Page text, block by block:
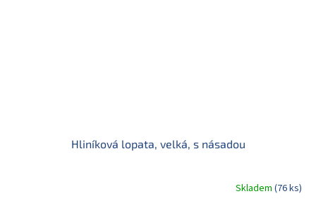
Hliníková lopata, velká, s násadou
Skladem (76 ks)